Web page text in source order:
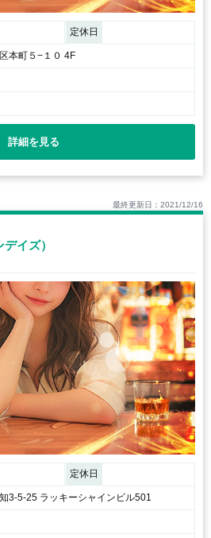
定休日
本町５−１０ 4F
詳細を見る
最終更新日：2021/12/16
イズ）
定休日
3-5-25 ラッキーシャインビル501